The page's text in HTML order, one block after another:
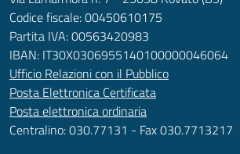
Codice fiscale: 00450610175
Partita IVA: 00563420983
IBAN: IT30X0306955140100000046064
Ufficio Relazioni con il Pubblico
Posta Elettronica Certificata
Posta elettronica ordinaria
Centralino: 030.77131 - Fax 030.7713217